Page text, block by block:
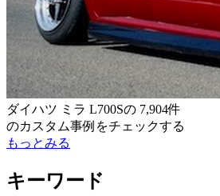
ダイハツ ミラ L700Sの 7,904件
のカスタム事例をチェックする
もっとみる
キーワード